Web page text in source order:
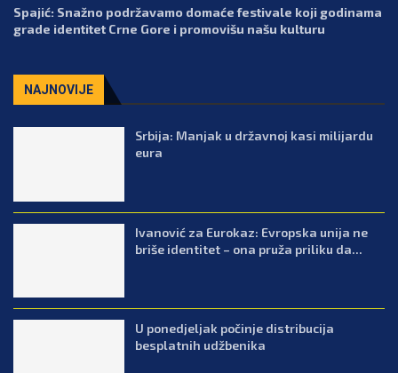
Spajić: Snažno podržavamo domaće festivale koji godinama
grade identitet Crne Gore i promovišu našu kulturu
NAJNOVIJE
Srbija: Manjak u državnoj kasi milijardu
eura
Ivanović za Eurokaz: Evropska unija ne
briše identitet – ona pruža priliku da...
U ponedjeljak počinje distribucija
besplatnih udžbenika